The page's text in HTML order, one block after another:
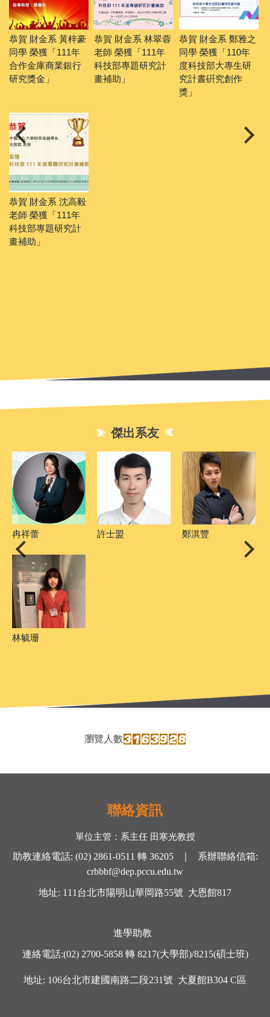
恭賀 財金系 鄭雅之
同學 榮獲「111年
科技部大專學生研
究計畫補助」
2022GiCS 尋找資
安女婕思 創意發想
賽 大專校院組
陳欣浩 學長 榮獲「
2021台灣銀行經濟
金融論文獎碩士組
優選 」
財金系系籃球隊捧
回「 110學年度 大
財盃 籃球金盃 」
傑出系友
黃詣庭（傑出系
友）
顏禎葶 吳冠鋒
瀏覽人數
聯絡資訊
單位主管： 系主任 田寒光教授
助教連絡電話: (02) 2861-0511 轉36205 ｜ 系辦聯絡信箱:
crbbbf@dep.pccu.edu.tw
地址: 111 台北市陽明山華岡路55號 大恩館817
進學助教
連絡電話:(02) 2700-5858 轉 8217(大學部)/8215(碩士班)
地址: 106台北市建國南路二段231號 大夏館B304 C區